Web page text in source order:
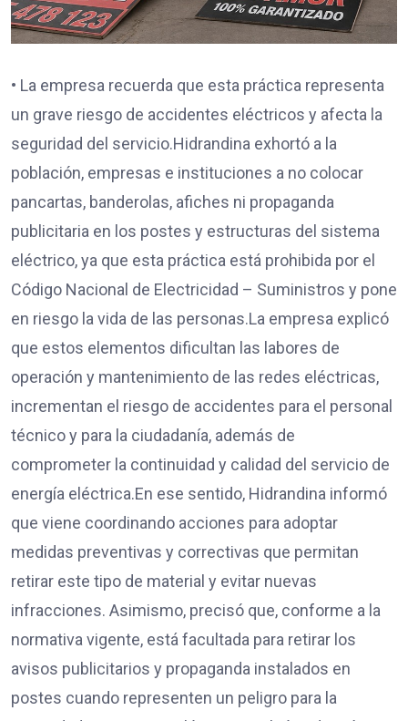
• La empresa recuerda que esta práctica representa
un grave riesgo de accidentes eléctricos y afecta la
seguridad del servicio.Hidrandina exhortó a la
población, empresas e instituciones a no colocar
pancartas, banderolas, afiches ni propaganda
publicitaria en los postes y estructuras del sistema
eléctrico, ya que esta práctica está prohibida por el
Código Nacional de Electricidad – Suministros y pone
en riesgo la vida de las personas.La empresa explicó
que estos elementos dificultan las labores de
operación y mantenimiento de las redes eléctricas,
incrementan el riesgo de accidentes para el personal
técnico y para la ciudadanía, además de
comprometer la continuidad y calidad del servicio de
energía eléctrica.En ese sentido, Hidrandina informó
que viene coordinando acciones para adoptar
medidas preventivas y correctivas que permitan
retirar este tipo de material y evitar nuevas
infracciones. Asimismo, precisó que, conforme a la
normativa vigente, está facultada para retirar los
avisos publicitarios y propaganda instalados en
postes cuando representen un peligro para la